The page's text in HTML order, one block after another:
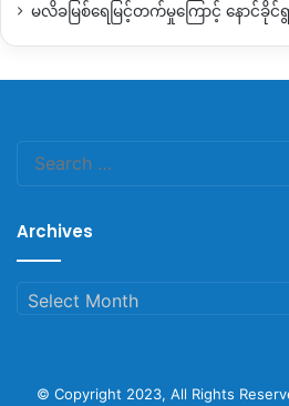
မလိခမြစ်ရေမြင့်တက်မှုကြောင့် နောင်ခိုင်
Archives
Archives
© Copyright 2023, All Rights